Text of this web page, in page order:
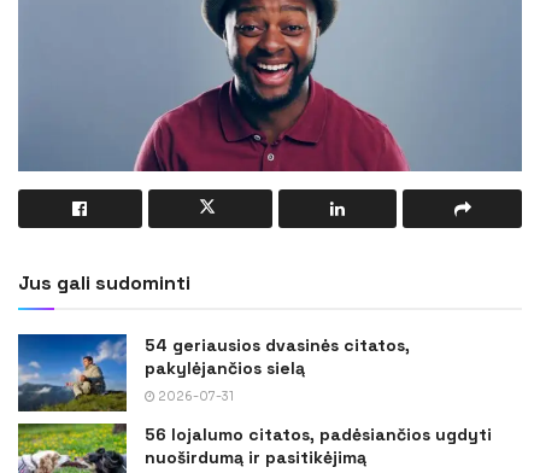
Jus gali sudominti
54 geriausios dvasinės citatos,
pakylėjančios sielą
2026-07-31
56 lojalumo citatos, padėsiančios ugdyti
nuoširdumą ir pasitikėjimą